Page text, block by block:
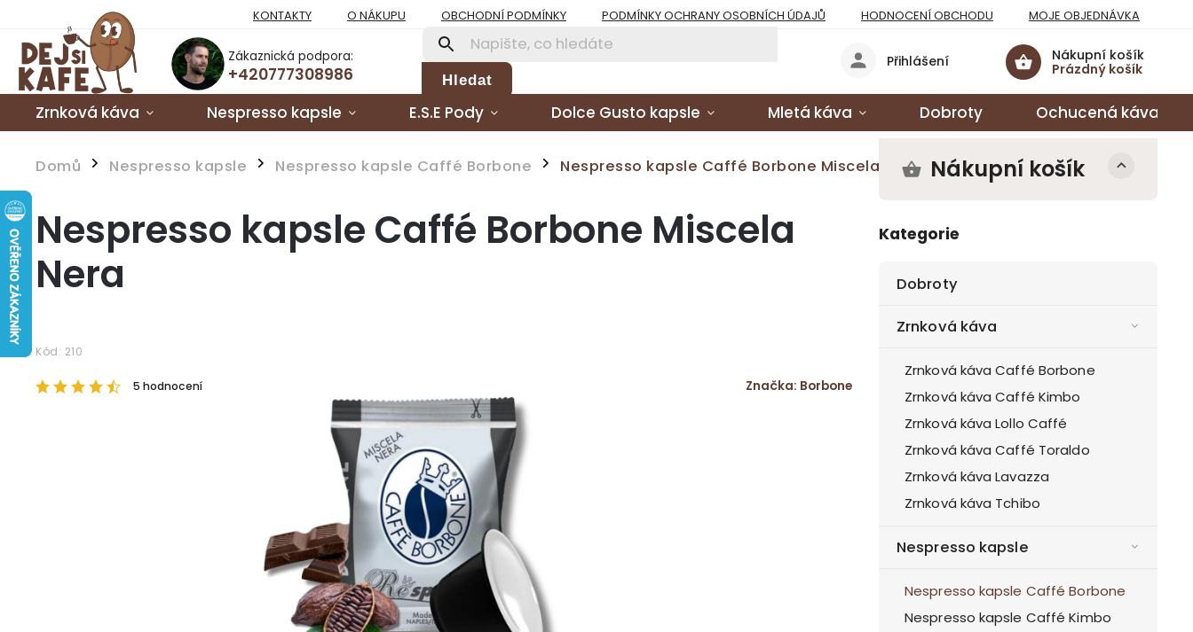
KONTAKTY O NÁKUPU OBCHODNÍ PODMÍNKY PODMÍNKY OCHRANY OSOBNÍCH ÚDAJŮ HODNOCENÍ OBCHODU MOJE OBJEDNÁVKA
Zákaznická podpora:
+420777308986 Hledat
Nákupní košík
Prázdný košík
Přihlášení
Zrnková káva Nespresso kapsle E.S.E Pody Dolce Gusto kapsle Mletá káva Dobroty Ochucená káva
Domů / Nespresso kapsle / Nespresso kapsle Caffé Borbone / Nespresso kapsle Caffé Borbone Miscela Nera Nákupní košík
Kategorie
Dobroty
Zrnková káva
Zrnková káva Caffé Borbone
Zrnková káva Caffé Kimbo
Zrnková káva Lollo Caffé
Zrnková káva Caffé Toraldo
Zrnková káva Lavazza
Zrnková káva Tchibo
Nespresso kapsle
Nespresso kapsle Caffé Borbone
Nespresso kapsle Caffé Kimbo
Nespresso kapsle Caffé Borbone Miscela
Nera
Kód: 210
5 hodnocení Značka: Borbone